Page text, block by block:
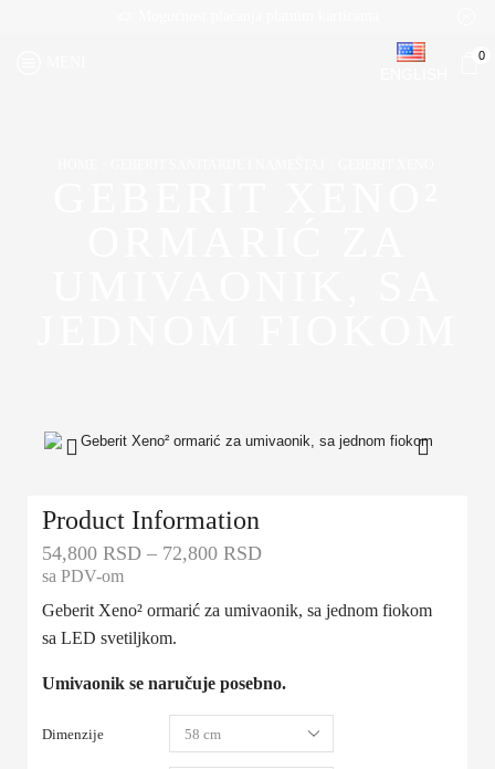
0
Product Information
54,800RSD – 72,800RSD
sa PDV-om
Geberit Xeno² ormarić za umivaonik, sa jednom fiokom
sa LED svetiljkom.
Umivaonik se naručuje posebno.
Dimenzije